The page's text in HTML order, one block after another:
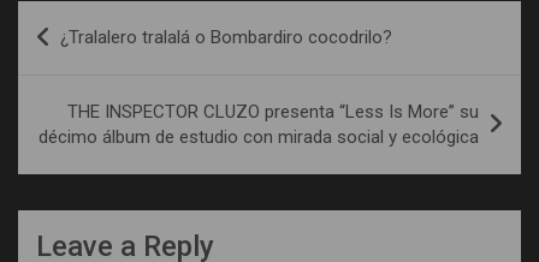
Post
navigation
¿Tralalero tralalá o Bombardiro cocodrilo?
THE INSPECTOR CLUZO presenta “Less Is More” su
décimo álbum de estudio con mirada social y ecológica
Leave a Reply